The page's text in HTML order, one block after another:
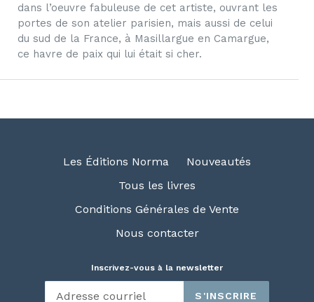
dans l’oeuvre fabuleuse de cet artiste, ouvrant les
portes de son atelier parisien, mais aussi de celui
du sud de la France, à Masillargue en Camargue,
ce havre de paix qui lui était si cher.
Les Éditions Norma
Nouveautés
Tous les livres
Conditions Générales de Vente
Nous contacter
Inscrivez-vous à la newsletter
S'INSCRIRE